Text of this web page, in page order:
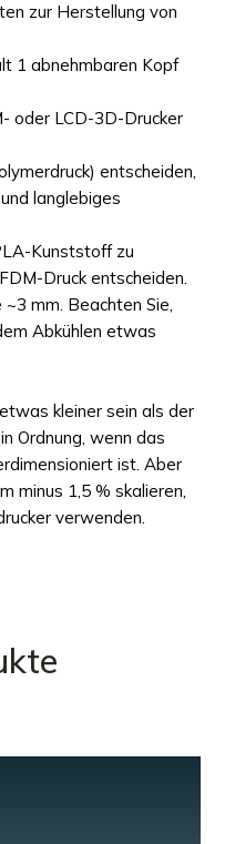
zur Herstellung von
1 abnehmbaren Kopf
oder LCD-3D-Drucker
entscheiden,
langlebiges
Kunststoff zu
Druck entscheiden.
mm. Beachten Sie,
Abkühlen etwas
kleiner sein als der
Ordnung, wenn das
ist. Aber
minus 1,5 % skalieren,
verwenden.